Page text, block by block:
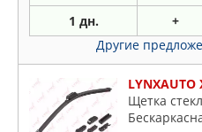
1 дн. +
Другие
LYNXAUTO
Щетка